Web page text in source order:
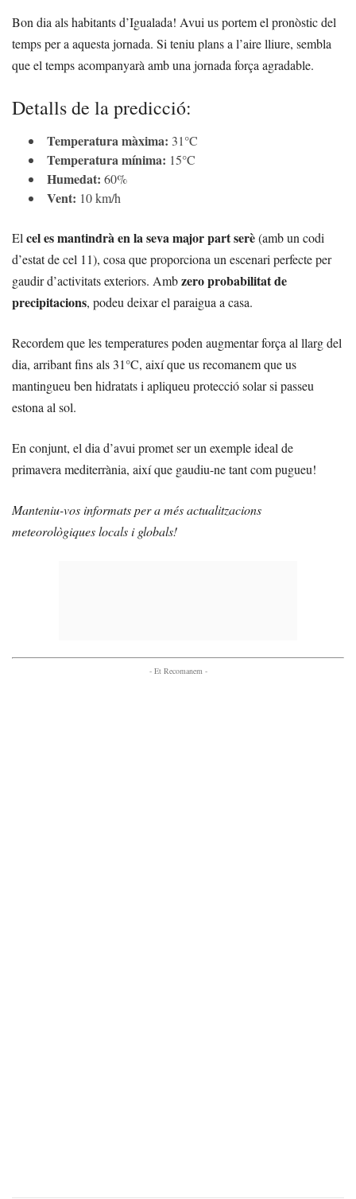
Bon dia als habitants d’Igualada! Avui us portem el pronòstic del
temps per a aquesta jornada. Si teniu plans a l’aire lliure, sembla
que el temps acompanyarà amb una jornada força agradable.
Detalls de la predicció:
Temperatura màxima: 31°C
Temperatura mínima: 15°C
Humedat: 60%
Vent: 10 km/h
Elcel es mantindrà en la seva major part serè(amb un codi
d’estat de cel 11), cosa que proporciona un escenari perfecte per
gaudir d’activitats exteriors. Ambzero probabilitat de
precipitacions, podeu deixar el paraigua a casa.
Recordem que les temperatures poden augmentar força al llarg del
dia, arribant fins als 31°C, així que us recomanem que us
mantingueu ben hidratats i apliqueu protecció solar si passeu
estona al sol.
En conjunt, el dia d’avui promet ser un exemple ideal de
primavera mediterrània, així que gaudiu-ne tant com pugueu!
Manteniu-vos informats per a més actualitzacions
meteorològiques locals i globals!
- Et Recomanem -